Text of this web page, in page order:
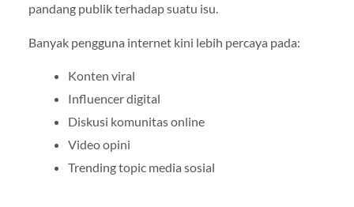
pandang publik terhadap suatu isu.
Banyak pengguna internet kini lebih percaya pada:
Konten viral
Influencer digital
Diskusi komunitas online
Video opini
Trending topic media sosial